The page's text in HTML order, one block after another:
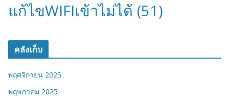
แก้ไขWIFIเข้าไม่ได้ (51)
คลังเก็บ
พฤศจิกายน 2025
พฤษภาคม 2025